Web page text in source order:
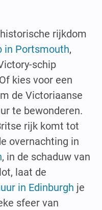
rijkdom
in Portsmouth,
schip
kies voor een
de Victoriaanse
te bewonderen.
rijk komt tot
overnachting in
, in de schaduw van
laat de
in Edinburgh je
sfeer van